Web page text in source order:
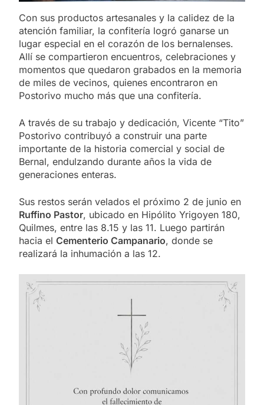
Con sus productos artesanales y la calidez de la
atención familiar, la confitería logró ganarse un
lugar especial en el corazón de los bernalenses.
Allí se compartieron encuentros, celebraciones y
momentos que quedaron grabados en la memoria
de miles de vecinos, quienes encontraron en
Postorivo mucho más que una confitería.
A través de su trabajo y dedicación, Vicente “Tito”
Postorivo contribuyó a construir una parte
importante de la historia comercial y social de
Bernal, endulzando durante años la vida de
generaciones enteras.
Sus restos serán velados el próximo 2 de junio en
Ruffino Pastor, ubicado en Hipólito Yrigoyen 180,
Quilmes, entre las 8.15 y las 11. Luego partirán
hacia el Cementerio Campanario, donde se
realizará la inhumación a las 12.